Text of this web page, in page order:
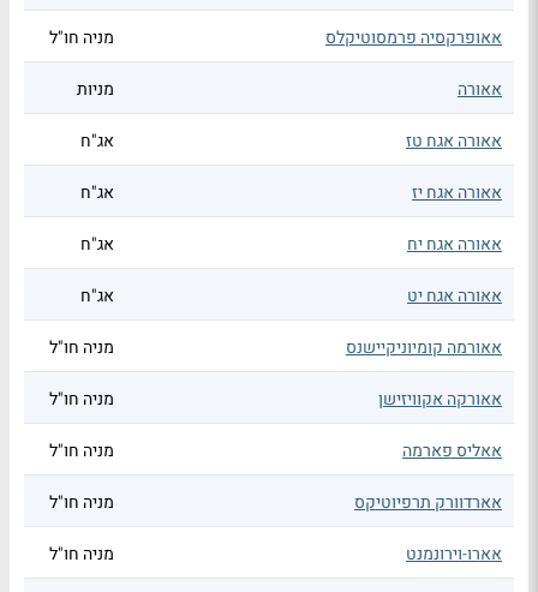
אאופרקסיה פרמסוטיקלס מניה חו"ל
אאורה מניות
אאורה אגח טז אג"ח
אאורה אגח יז אג"ח
אאורה אגח יח אג"ח
אאורה אגח יט אג"ח
אאורמה קומיוניקיישנס מניה חו"ל
אאורקה אקוויזישן מניה חו"ל
אאליס פארמה מניה חו"ל
אארדוורק תרפיוטיקס מניה חו"ל
אארו-וירונמנט מניה חו"ל